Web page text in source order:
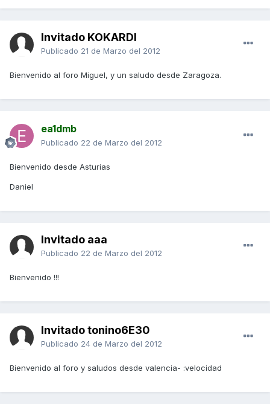
Invitado KOKARDI
Publicado 21 de Marzo del 2012
Bienvenido al foro Miguel, y un saludo desde Zaragoza.
ea1dmb
Publicado 22 de Marzo del 2012
Bienvenido desde Asturias
Daniel
Invitado aaa
Publicado 22 de Marzo del 2012
Bienvenido !!!
Invitado tonino6E30
Publicado 24 de Marzo del 2012
Bienvenido al foro y saludos desde valencia- :velocidad